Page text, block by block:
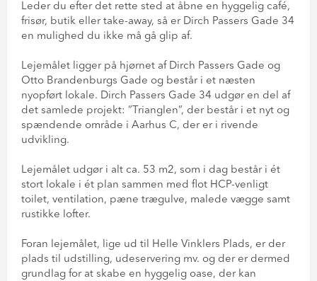
Leder du efter det rette sted at åbne en hyggelig café,
frisør, butik eller take-away, så er Dirch Passers Gade 34
en mulighed du ikke må gå glip af.
Lejemålet ligger på hjørnet af Dirch Passers Gade og
Otto Brandenburgs Gade og består i et næsten
nyopført lokale. Dirch Passers Gade 34 udgør en del af
det samlede projekt: ”Trianglen”, der består i et nyt og
spændende område i Aarhus C, der er i rivende
udvikling.
Lejemålet udgør i alt ca. 53 m2, som i dag består i ét
stort lokale i ét plan sammen med flot HCP-venligt
toilet, ventilation, pæne trægulve, malede vægge samt
rustikke lofter.
Foran lejemålet, lige ud til Helle Vinklers Plads, er der
plads til udstilling, udeservering mv. og der er dermed
grundlag for at skabe en hyggelig oase, der kan